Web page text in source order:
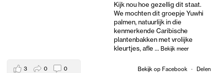
Kijk nou hoe gezellig dit staat.
We mochten dit groepje Yuwhi
palmen, natuurlijk in die
kenmerkende Caribische
plantenbakken met vrolijke
kleurtjes, afle ... Bekijk meer
Bekijk op Facebook · Delen
3 0 0